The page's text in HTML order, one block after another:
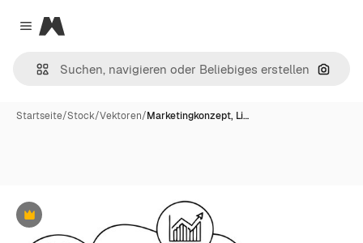
Close menu
Magnific
Nach
Startseite/Stock/Vektoren/Marketingkonzept, Li…
Premium